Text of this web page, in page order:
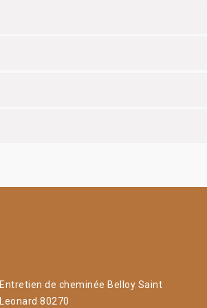
Entretien de cheminée Belloy Saint
Leonard 80270